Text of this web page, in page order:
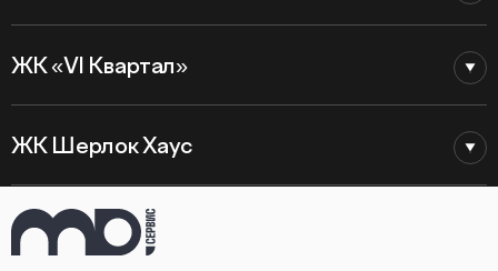
ЖК «VI Квартал»
ЖК Шерлок Хаус